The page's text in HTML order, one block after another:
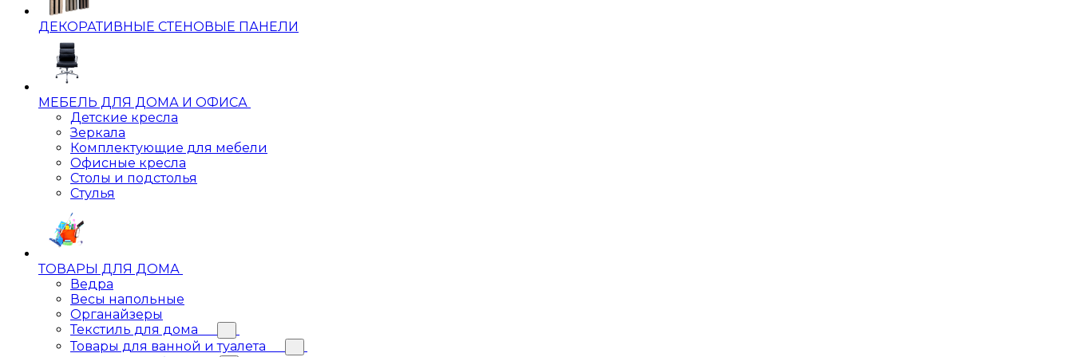
ДЕКОРАТИВНЫЕ СТЕНОВЫЕ ПАНЕЛИ
МЕБЕЛЬ ДЛЯ ДОМА И ОФИСА
Детские кресла
Зеркала
Комплектующие для мебели
Офисные кресла
Столы и подстолья
Стулья
ТОВАРЫ ДЛЯ ДОМА
Ведра
Весы напольные
Органайзеры
Текстиль для дома
Товары для ванной и туалета